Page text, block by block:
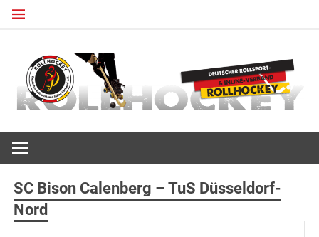
Zum
SC Bison Calenberg – TuS Düsseldorf-
Nord